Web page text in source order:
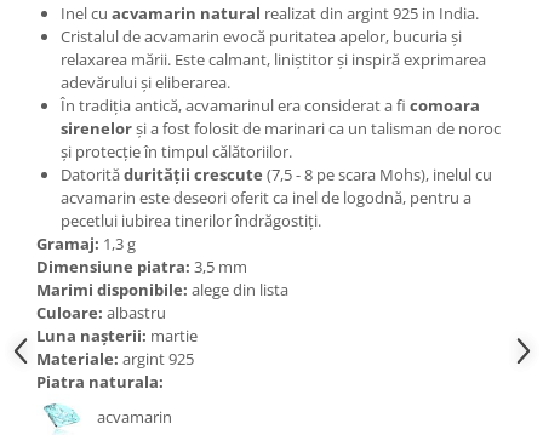
Bijuterii turcoaz
Bijuterii turmaline
Bijuterii morganit
Inel cu acvamarin natural realizat din argint 925 in India.
Cristalul de acvamarin evocă puritatea apelor, bucuria și
relaxarea mării. Este calmant, liniștitor și inspiră exprimarea
adevărului și eliberarea.
În tradiția antică, acvamarinul era considerat a fi comoara
sirenelorși a fost folosit de marinari ca un talisman de noroc
și protecție în timpul călătoriilor.
Datoritădurității crescute (7,5 - 8 pe scara Mohs), inelul cu
acvamarin este deseori oferit ca inel de logodnă, pentru a
pecetlui iubirea tinerilor îndrăgostiți.
Gramaj: 1,3 g
Dimensiune piatra: 3,5 mm
Marimi disponibile: alege din lista
Culoare: albastru
Luna nașterii: martie
Materiale: argint 925
Piatra naturala:
acvamarin